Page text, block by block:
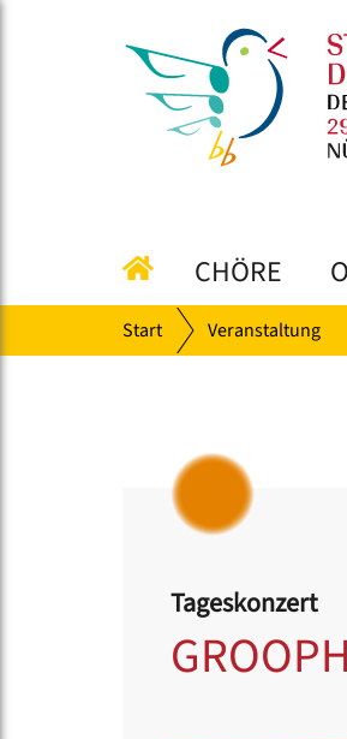
CHÖRE
Start Veranstaltung
Tageskonzert